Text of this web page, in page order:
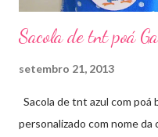
Sacola de tnt poá
setembro 21, 2013
Sacola de tnt azul com poá
personalizado com nome